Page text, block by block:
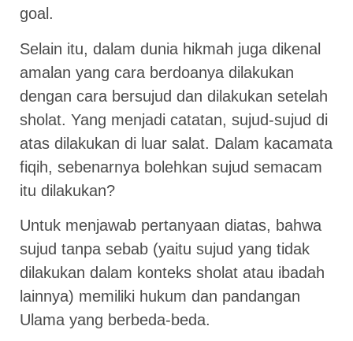
goal.
Selain itu, dalam dunia hikmah juga dikenal
amalan yang cara berdoanya dilakukan
dengan cara bersujud dan dilakukan setelah
sholat. Yang menjadi catatan, sujud-sujud di
atas dilakukan di luar salat. Dalam kacamata
fiqih, sebenarnya bolehkan sujud semacam
itu dilakukan?
Untuk menjawab pertanyaan diatas, bahwa
sujud tanpa sebab (yaitu sujud yang tidak
dilakukan dalam konteks sholat atau ibadah
lainnya) memiliki hukum dan pandangan
Ulama yang berbeda-beda.